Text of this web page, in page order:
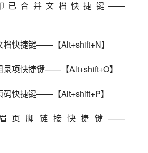
已合并文档快捷键——
档快捷键——【Alt+shift+N】
录项快捷键——【Alt+shift+O】
码快捷键——【Alt+shift+P】
眉页脚链接快捷键——